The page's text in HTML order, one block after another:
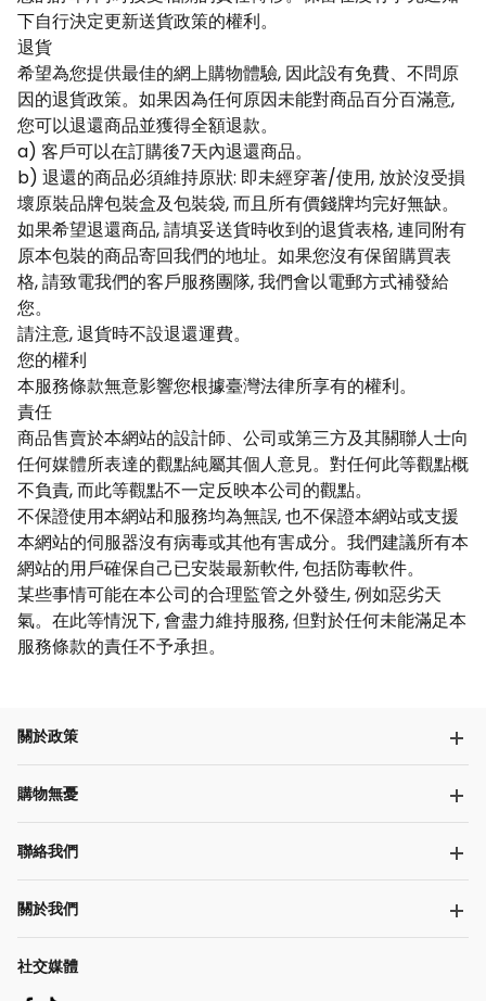
下自行決定更新送貨政策的權利。
退貨
希望為您提供最佳的網上購物體驗, 因此設有免費、不問原
因的退貨政策。如果因為任何原因未能對商品百分百滿意,
您可以退還商品並獲得全額退款。
a) 客戶可以在訂購後7天內退還商品。
b) 退還的商品必須維持原狀: 即未經穿著/使用, 放於沒受損
壞原裝品牌包裝盒及包裝袋, 而且所有價錢牌均完好無缺。
如果希望退還商品, 請填妥送貨時收到的退貨表格, 連同附有
原本包裝的商品寄回我們的地址。如果您沒有保留購買表
格, 請致電我們的客戶服務團隊, 我們會以電郵方式補發給
您。
請注意, 退貨時不設退還運費。
您的權利
本服務條款無意影響您根據臺灣法律所享有的權利。
責任
商品售賣於本網站的設計師、公司或第三方及其關聯人士向
任何媒體所表達的觀點純屬其個人意見。對任何此等觀點概
不負責, 而此等觀點不一定反映本公司的觀點。
不保證使用本網站和服務均為無誤, 也不保證本網站或支援
本網站的伺服器沒有病毒或其他有害成分。我們建議所有本
網站的用戶確保自己已安裝最新軟件, 包括防毒軟件。
某些事情可能在本公司的合理監管之外發生, 例如惡劣天
氣。在此等情況下, 會盡力維持服務, 但對於任何未能滿足本
服務條款的責任不予承担。
關於政策
購物無憂
聯絡我們
關於我們
社交媒體